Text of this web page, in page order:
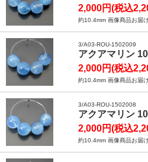
2,000円(税込
約10.4mm 画像商品お届け
3/A03-ROU-1502009
アクアマリン
2,000円(税込
約10.4mm 画像商品お届け
3/A03-ROU-1502008
アクアマリン
2,000円(税込
約10.4mm 画像商品お届け